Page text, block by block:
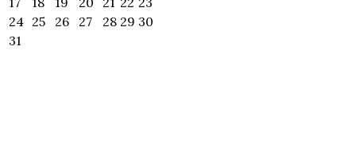
24 25 26 27 28 29 30
31